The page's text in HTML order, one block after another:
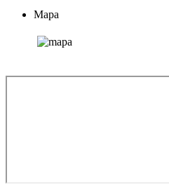
Mapa